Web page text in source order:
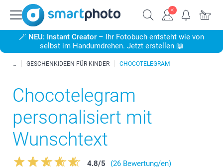
🪄 NEU: Instant Creator – Ihr Fotobuch entsteht wie von
selbst im Handumdrehen. Jetzt erstellen 📖
GESCHENKIDEEN FÜR KINDER CHOCOTELEGRAM
Chocotelegram
personalisiert mit
Wunschtext
4.8/5
(26 Bewertung/en)